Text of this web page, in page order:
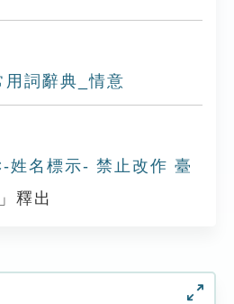
用詞辭典_情意
姓名標示- 禁止改作 臺
」釋出